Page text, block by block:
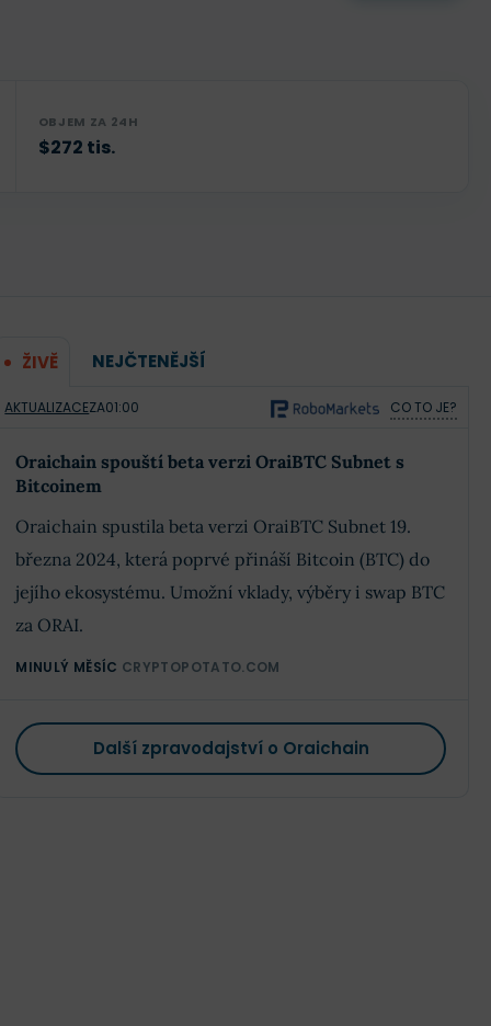
OBJEM ZA 24H
$272 tis.
ŽIVĚ NEJČTENĚJŠÍ
AKTUALIZACEZA01:00 CO TO JE?
Oraichain spouští beta verzi OraiBTC Subnet s
Bitcoinem
Oraichain spustila beta verzi OraiBTC Subnet 19.
března 2024, která poprvé přináší Bitcoin (BTC) do
jejího ekosystému. Umožní vklady, výběry i swap BTC
za ORAI.
MINULÝ MĚSÍC CRYPTOPOTATO.COM
Další zpravodajství o Oraichain